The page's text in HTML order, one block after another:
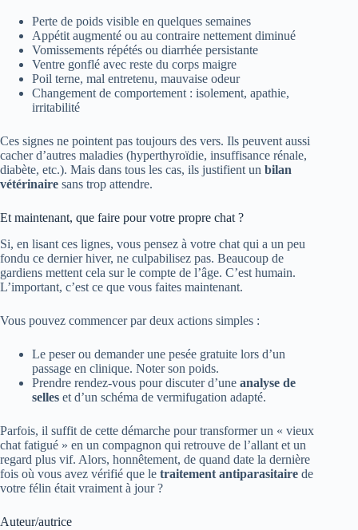
Perte de poids visible en quelques semaines
Appétit augmenté ou au contraire nettement diminué
Vomissements répétés ou diarrhée persistante
Ventre gonflé avec reste du corps maigre
Poil terne, mal entretenu, mauvaise odeur
Changement de comportement : isolement, apathie,
irritabilité
Ces signes ne pointent pas toujours des vers. Ils peuvent aussi
cacher d’autres maladies (hyperthyroïdie, insuffisance rénale,
diabète, etc.). Mais dans tous les cas, ils justifient un bilan
vétérinaire sans trop attendre.
Et maintenant, que faire pour votre propre chat ?
Si, en lisant ces lignes, vous pensez à votre chat qui a un peu
fondu ce dernier hiver, ne culpabilisez pas. Beaucoup de
gardiens mettent cela sur le compte de l’âge. C’est humain.
L’important, c’est ce que vous faites maintenant.
Vous pouvez commencer par deux actions simples :
Le peser ou demander une pesée gratuite lors d’un
passage en clinique. Noter son poids.
Prendre rendez-vous pour discuter d’une analyse de
selles et d’un schéma de vermifugation adapté.
Parfois, il suffit de cette démarche pour transformer un « vieux
chat fatigué » en un compagnon qui retrouve de l’allant et un
regard plus vif. Alors, honnêtement, de quand date la dernière
fois où vous avez vérifié que le traitement antiparasitaire de
votre félin était vraiment à jour ?
Auteur/autrice